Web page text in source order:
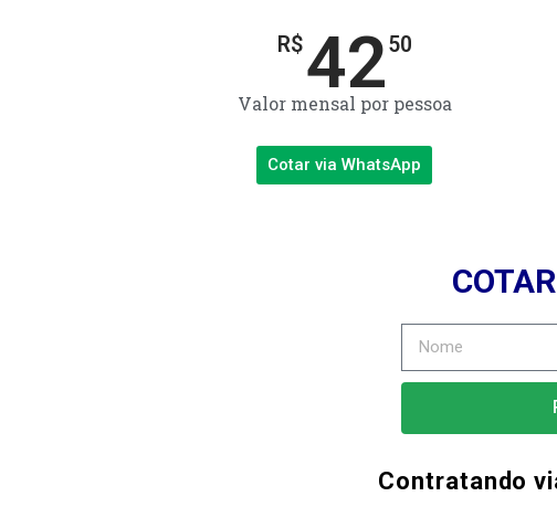
R$4250
Valor mensal por pessoa
Cotar via WhatsApp
Contratando